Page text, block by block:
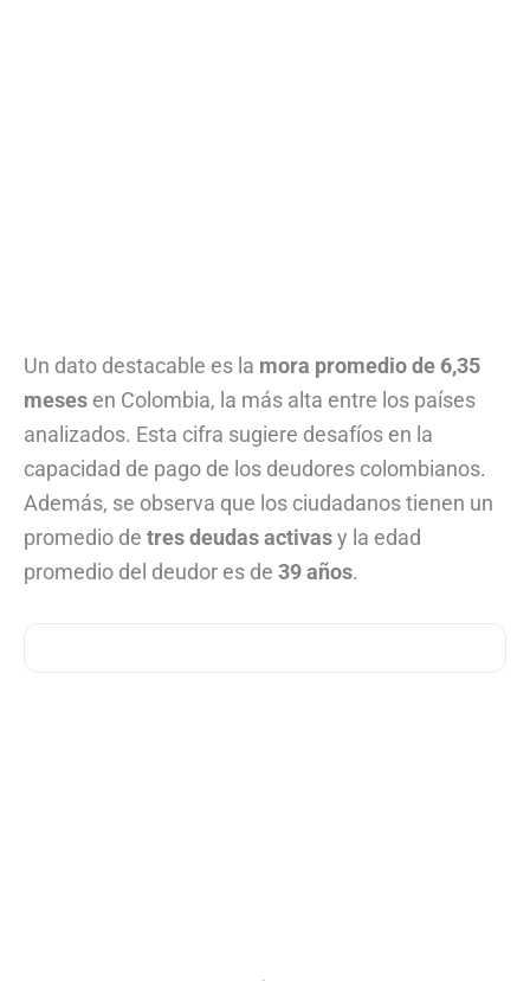
Un dato destacable es la mora promedio de 6,35
meses en Colombia, la más alta entre los países
analizados. Esta cifra sugiere desafíos en la
capacidad de pago de los deudores colombianos.
Además, se observa que los ciudadanos tienen un
promedio de tres deudas activasy la edad
promedio del deudor es de 39 años.